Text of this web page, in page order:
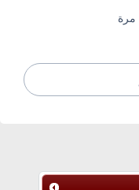
مرة